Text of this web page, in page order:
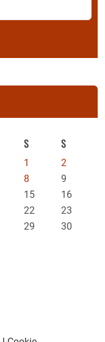
S S
1
2
8
9
15
16
22
23
29
30